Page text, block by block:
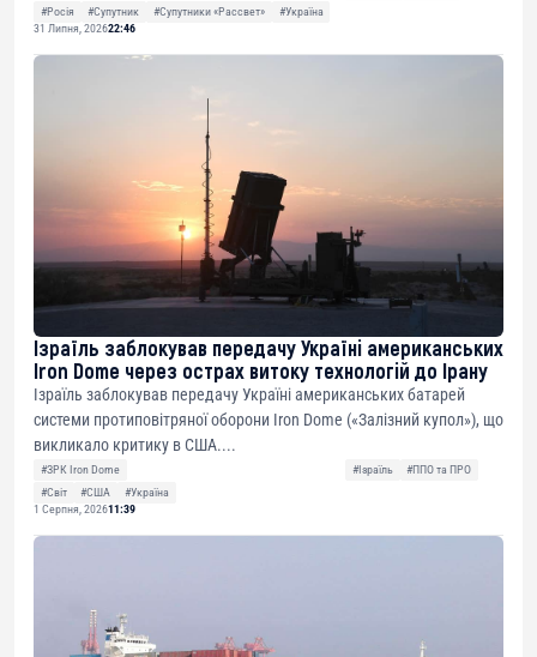
#Росія
#Супутник #Супутники «Рассвет»
#Україна
31 Липня, 202622:46
Ізраїль заблокував передачу Україні американських
Iron Dome через острах витоку технологій до Ірану
Ізраїль заблокував передачу Україні американських батарей
системи протиповітряної оборони Iron Dome («Залізний купол»), що
викликало критику в США....
#ЗРК Iron Dome #Ізраїль
#ППО та ПРО
#Світ
#США
#Україна
1 Серпня, 202611:39